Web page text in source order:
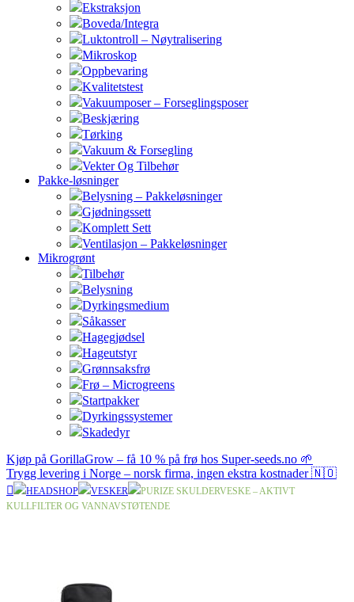
Ekstraksjon
Boveda/Integra
Luktontroll – Nøytralisering
Mikroskop
Oppbevaring
Kvalitetstest
Vakuumposer – Forseglingsposer
Beskjæring
Tørking
Vakuum & Forsegling
Vekter Og Tilbehør
Pakke-løsninger
Belysning – Pakkeløsninger
Gjødningssett
Komplett Sett
Ventilasjon – Pakkeløsninger
Mikrogrønt
Tilbehør
Belysning
Dyrkingsmedium
Såkasser
Hagegjødsel
Hageutstyr
Grønnsaksfrø
Frø – Microgreens
Startpakker
Dyrkingssystemer
Skadedyr
Kjøp på GorillaGrow – få 10 % på frø hos Super-seeds.no 🌱
Trygg levering i Norge – norsk firma, ingen ekstra kostnader 🇳🇴
HEADSHOP VESKER
PURIZE SKULDERVESKE – AKTIVT
KULLFILTER OG VANNAVSTØTENDE